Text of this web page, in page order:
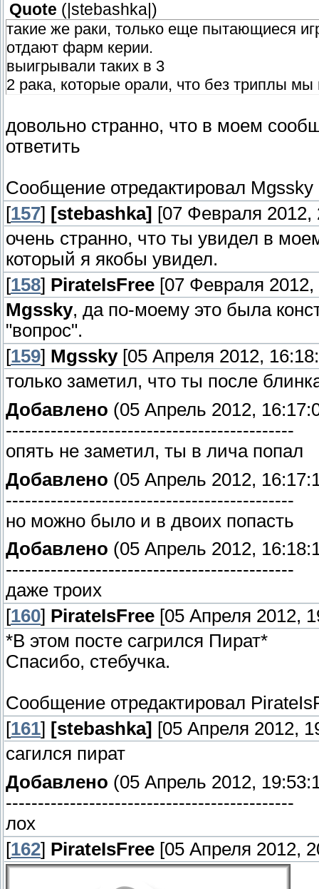
Quote ( |stebashka| )
такие же раки, только еще пытающиеся
отдают фарм керии.
выигрывали таких в 3
2 рака, которые орали, что без триплы мы
довольно странно, что в моем
ответить
Сообщение отредактировал Mgssky
[157] [stebashka] [07 Февраля 2012,
очень странно, что ты увидел в
который я якобы увидел.
[158] PirateIsFree [07 Февраля 2012,
Mgssky, да по-моему это была
"вопрос".
[159] Mgssky[05 Апреля 2012,
только заметил, что ты после
Добавлено (05 Апрель 2012,
---------------------------------------------
опять не заметил, ты в лича попал
Добавлено (05 Апрель 2012,
---------------------------------------------
но можно было и в двоих попасть
Добавлено (05 Апрель 2012,
---------------------------------------------
даже троих
[160] PirateIsFree [05 Апреля 2012,
*В этом посте сагрился Пират*
Спасибо, стебучка.
Сообщение отредактировал
[161] [stebashka] [05 Апреля 2012,
сагился пират
Добавлено (05 Апрель 2012,
---------------------------------------------
лох
[162] PirateIsFree [05 Апреля 2012,